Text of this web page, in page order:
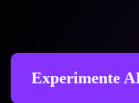
Experimente